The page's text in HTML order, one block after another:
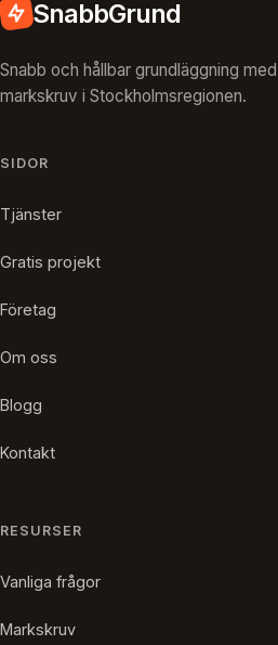
SnabbGrund
Snabb och hållbar grundläggning med
markskruv i Stockholmsregionen.
SIDOR
Tjänster
Gratis projekt
Företag
Om oss
Blogg
Kontakt
RESURSER
Vanliga frågor
Markskruv